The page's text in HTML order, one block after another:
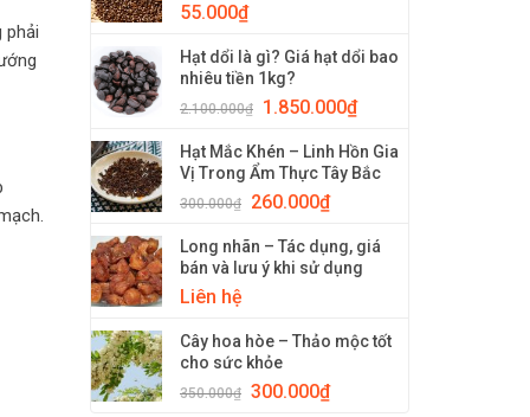
phải
55.000₫
Hạt dổi là gì? Giá hạt dổi bao
nhiêu tiền 1kg?
2.100.000₫ 1.850.000₫
Hạt Mắc Khén – Linh Hồn Gia
Vị Trong Ẩm Thực Tây Bắc
300.000₫ 260.000₫
Long nhãn – Tác dụng, giá
bán và lưu ý khi sử dụng
Liên hệ
Cây hoa hòe – Thảo mộc tốt
cho sức khỏe
350.000₫ 300.000₫